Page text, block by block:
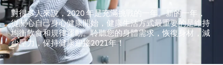
對很多人來說，2020 年是充滿挑戰的一年。新的一年，
從關心自己身心健康開始，健康生活方式最重要的是維持
均衡飲食和規律運動。聆聽您的身體需求，恢復身材，減
少壓力，保持健康迎接2021年！